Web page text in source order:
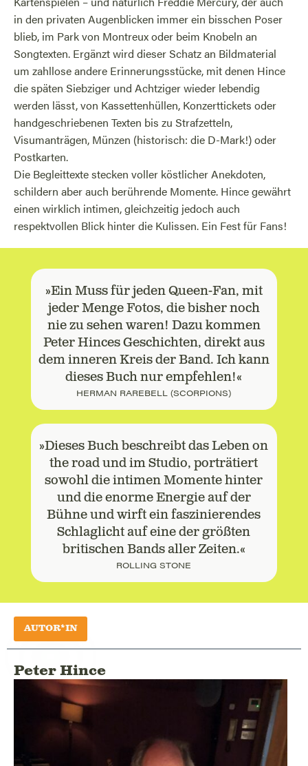
in den privaten Augenblicken immer ein bisschen Poser
blieb, im Park von Montreux oder beim Knobeln an
Songtexten. Ergänzt wird dieser Schatz an Bildmaterial
um zahllose andere Erinnerungsstücke, mit denen Hince
die späten Siebziger und Achtziger wieder lebendig
werden lässt, von Kassettenhüllen, Konzerttickets oder
handgeschriebenen Texten bis zu Strafzetteln,
Visumanträgen, Münzen (historisch: die D-Mark!) oder
Postkarten.
Die Begleittexte stecken voller köstlicher Anekdoten,
schildern aber auch berührende Momente. Hince gewährt
einen wirklich intimen, gleichzeitig jedoch auch
respektvollen Blick hinter die Kulissen. Ein Fest für Fans!
»Ein Muss für jeden Queen-Fan, mit
jeder Menge Fotos, die bisher noch
nie zu sehen waren! Dazu kommen
Peter Hinces Geschichten, direkt aus
dem inneren Kreis der Band. Ich kann
dieses Buch nur empfehlen!«
HERMAN RAREBELL (SCORPIONS)
»Dieses Buch beschreibt das Leben on
the road und im Studio, porträtiert
sowohl die intimen Momente hinter
und die enorme Energie auf der
Bühne und wirft ein faszinierendes
Schlaglicht auf eine der größten
britischen Bands aller Zeiten.«
ROLLING STONE
AUTOR*IN
Peter Hince